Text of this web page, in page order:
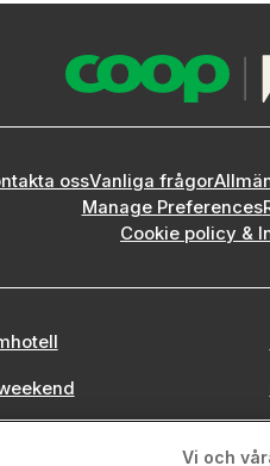
ossVanliga frågor
Manage Preferences
Cookie policy &
Vi och